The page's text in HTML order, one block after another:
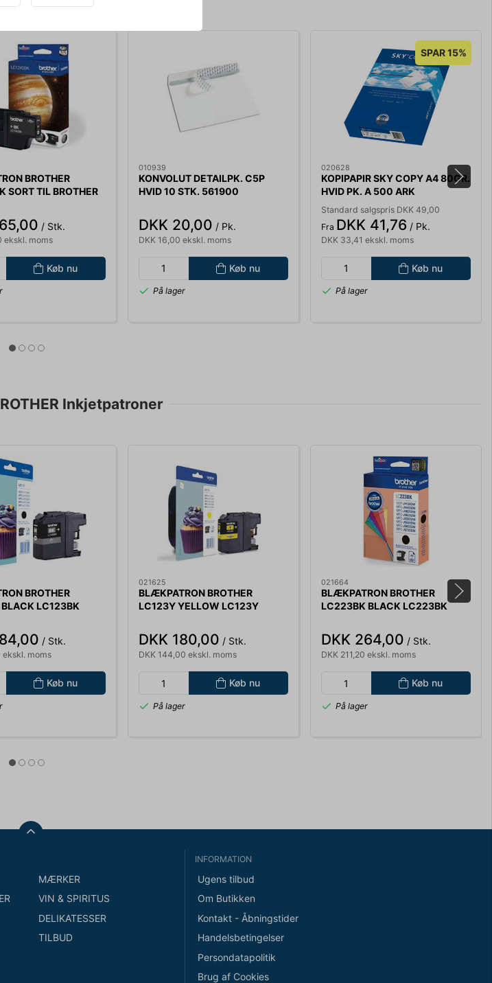
BROTHER
SORT TIL BROTHER
/ Stk.
ekskl. moms
Køb nu
010939
KONVOLUT DETAILPK. C5P
HVID 10 STK. 561900
DKK 20,00 / Pk.
DKK 16,00 ekskl. moms
Køb nu
På lager
SPAR 15%
020628
KOPIPAPIR SKY COPY A4 80GR.
HVID PK. A 500 ARK
INKJET/KOPI/LASER
Standard salgspris DKK 49,00
Fra DKK 41,76 / Pk.
DKK 33,41 ekskl. moms
Køb nu
På lager
Inkjetpatroner
BROTHER
LC123BK
/ Stk.
ekskl. moms
Køb nu
021625
BLÆKPATRON BROTHER
LC123Y YELLOW LC123Y
DKK 180,00 / Stk.
DKK 144,00 ekskl. moms
Køb nu
På lager
021664
BLÆKPATRON BROTHER
LC223BK BLACK LC223BK
DKK 264,00 / Stk.
DKK 211,20 ekskl. moms
Køb nu
På lager
MÆRKER
VIN & SPIRITUS
DELIKATESSER
TILBUD
INFORMATION
Ugens tilbud
Om Butikken
Kontakt - Åbningstider
Handelsbetingelser
Persondatapolitik
Brug af Cookies